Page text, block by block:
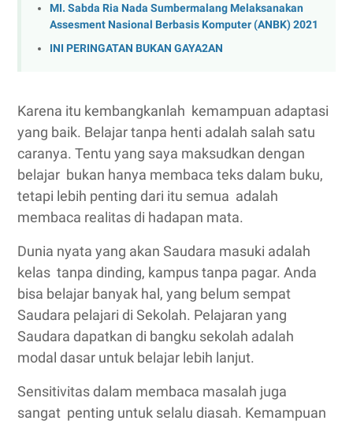
MI. Sabda Ria Nada Sumbermalang Melaksanakan
Assesment Nasional Berbasis Komputer (ANBK) 2021
INI PERINGATAN BUKAN GAYA2AN
Karena itu kembangkanlah kemampuan adaptasi
yang baik. Belajar tanpa henti adalah salah satu
caranya. Tentu yang saya maksudkan dengan
belajar bukan hanya membaca teks dalam buku,
tetapi lebih penting dari itu semua adalah
membaca realitas di hadapan mata.
Dunia nyata yang akan Saudara masuki adalah
kelas tanpa dinding, kampus tanpa pagar. Anda
bisa belajar banyak hal, yang belum sempat
Saudara pelajari di Sekolah. Pelajaran yang
Saudara dapatkan di bangku sekolah adalah
modal dasar untuk belajar lebih lanjut.
Sensitivitas dalam membaca masalah juga
sangat penting untuk selalu diasah. Kemampuan